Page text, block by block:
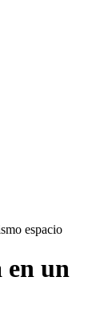
espacio
en un